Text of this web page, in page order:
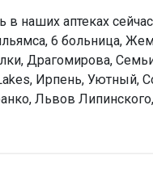
наших аптеках
6 больница,
Драгомирова,
Ирпень, Уютный,
Львов